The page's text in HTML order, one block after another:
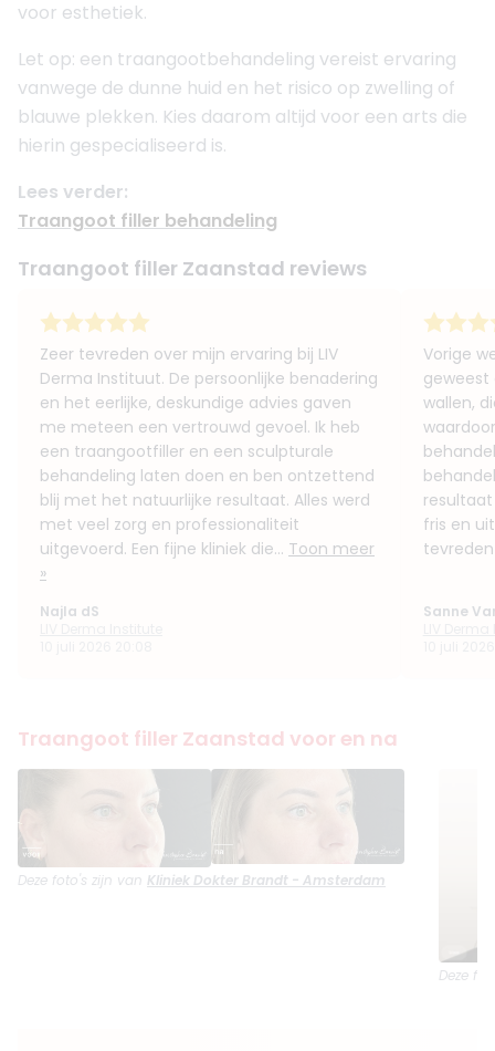
voor esthetiek.
Let op: een traangootbehandeling vereist ervaring
vanwege de dunne huid en het risico op zwelling of
blauwe plekken. Kies daarom altijd voor een arts die
hierin gespecialiseerd is.
Lees verder:
Traangoot filler behandeling
Traangoot filler Zaanstad reviews
Zeer tevreden over mijn ervaring bij LIV
Derma Instituut. De persoonlijke benadering
en het eerlijke, deskundige advies gaven
me meteen een vertrouwd gevoel. Ik heb
een traangootfiller en een sculpturale
behandeling laten doen en ben ontzettend
blij met het natuurlijke resultaat. Alles werd
met veel zorg en professionaliteit
uitgevoerd. Een fijne kliniek die... Toon meer
»
Najla dS
Vorige
wallen,
resultaat
fris en
Sanne
Traangoot filler Zaanstad voor en na
Deze foto's zijn van Kliniek Dokter Brandt - Amsterdam
Deze